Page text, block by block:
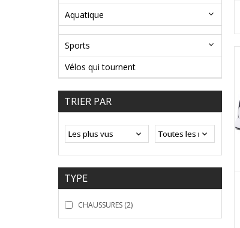
Aquatique
Sports
Vélos qui tournent
TRIER PAR
TYPE
CHAUSSURES (2)